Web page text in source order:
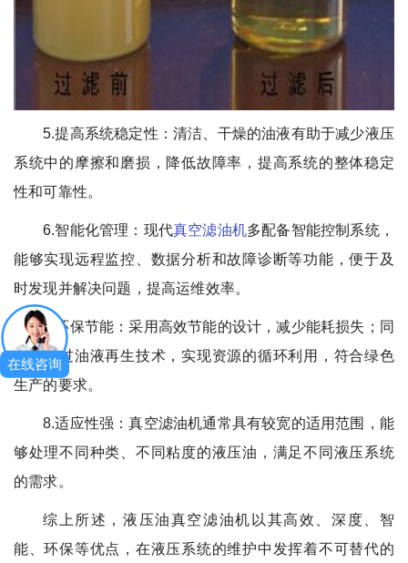
5.提高系统稳定性：清洁、干燥的油液有助于减少液压
系统中的摩擦和磨损，降低故障率，提高系统的整体稳定
性和可靠性。
6.智能化管理：现代真空滤油机多配备智能控制系统，
能够实现远程监控、数据分析和故障诊断等功能，便于及
时发现并解决问题，提高运维效率。
7.环保节能：采用高效节能的设计，减少能耗损失；同
时，通过油液再生技术，实现资源的循环利用，符合绿色
生产的要求。
8.适应性强：真空滤油机通常具有较宽的适用范围，能
够处理不同种类、不同粘度的液压油，满足不同液压系统
的需求。
综上所述，液压油真空滤油机以其高效、深度、智
能、环保等优点，在液压系统的维护中发挥着不可替代的
在线咨询